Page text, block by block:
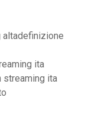
altadefinizione
ita
streaming ita